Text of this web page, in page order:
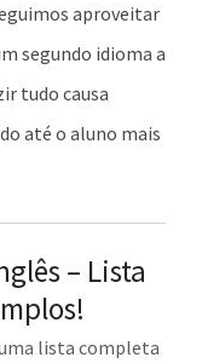
aproveitar
segundo idioma a
tudo causa
até o aluno mais
– Lista
lista completa